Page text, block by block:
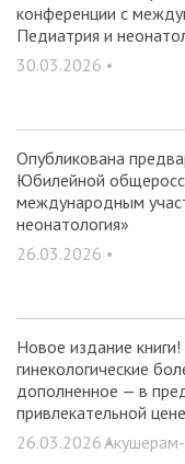
конференции с
Педиатрия и
30.03.2026 •
Опубликована
Юбилейной
международным
неонатология»
26.03.2026 •
Новое издание
гинекологические
дополненное — в
привлекательной
26.03.2026 •